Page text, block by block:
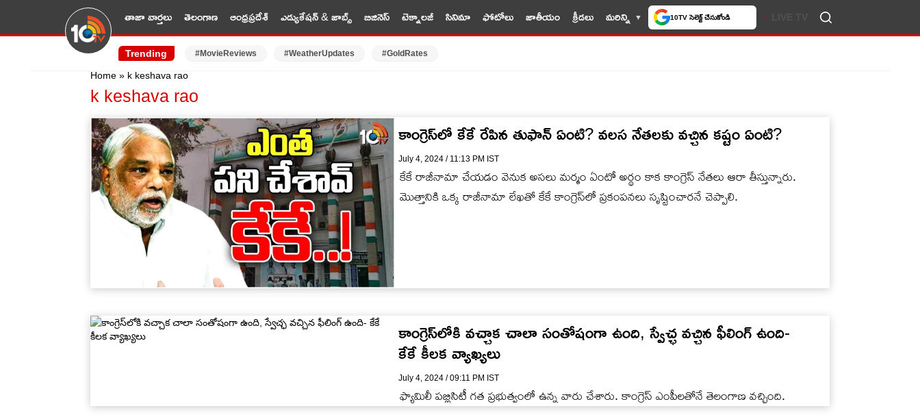
తాజా వార్తలు తెలంగాణ ఆంధ్రప్రదేశ్ ఎడ్యుకేషన్ & జాబ్స్ బిజినెస్ టెక్నాలజీ సినిమా ఫోటోలు జాతీయం క్రీడలు మరిన్ని
చేసుకోండి
Trending #MovieReviews #WeatherUpdates #GoldRates
Home » k keshava rao
k keshava rao
కాంగ్రెస్‌లో కేకే రేపిన తుఫాన్ ఏంటి? వలస నేతలకు వచ్చిన కష్టం ఏంటి?
July 4, 2024 / 11:13 PM IST
కేకే రాజీనామా చేయడం వెనుక అసలు మర్మం ఏంటో అర్థం కాక కాంగ్రెస్ నేతలు ఆరా తీస్తున్నారు.
మొత్తానికి ఒక్క రాజీనామా లేఖతో కేకే కాంగ్రెస్‌లో ప్రకంపనలు సృష్టించారనే చెప్పాలి.
కాంగ్రెస్‌లోకి వచ్చాక చాలా సంతోషంగా ఉంది, స్వేచ్ఛ వచ్చిన ఫీలింగ్ ఉంది-
కేకే కీలక వ్యాఖ్యలు
July 4, 2024 / 09:11 PM IST
ఫ్యామిలీ పబ్లిసిటీ గత ప్రభుత్వంలో ఉన్న వారు చేశారు. కాంగ్రెస్ ఎంపీలతోనే తెలంగాణ వచ్చింది.